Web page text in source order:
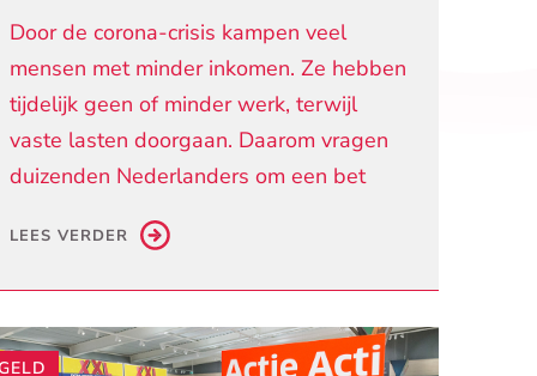
Door de corona-crisis kampen veel
mensen met minder inkomen. Ze hebben
tijdelijk geen of minder werk, terwijl
vaste lasten doorgaan. Daarom vragen
duizenden Nederlanders om een bet
LEES VERDER